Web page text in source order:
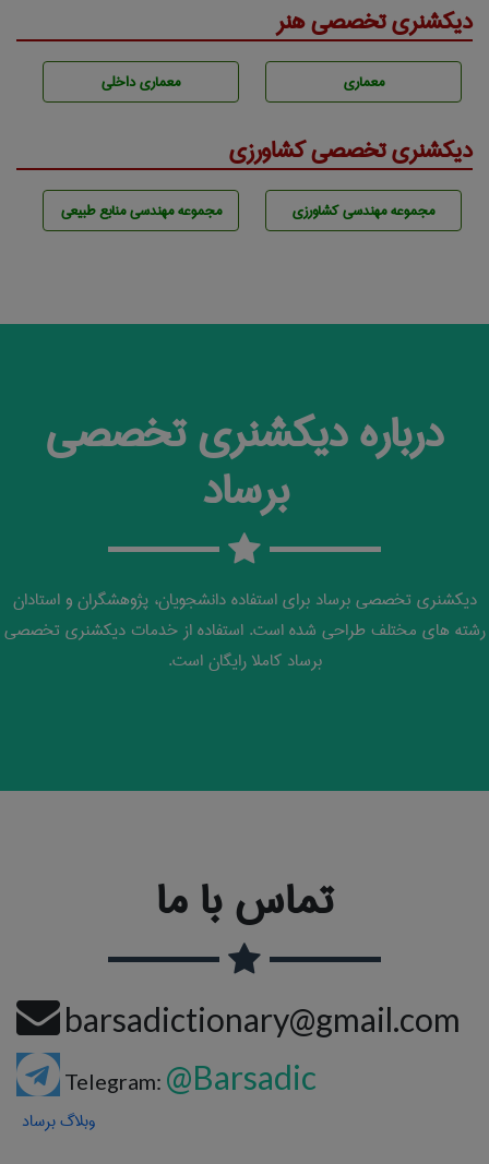
دیکشنری تخصصی هنر
معماری معماری داخلی
دیکشنری تخصصی کشاورزی
مجموعه مهندسی كشاورزی مجموعه مهندسی منابع طبيعی
درباره دیکشنری تخصصی
برساد
دیکشنری تخصصی برساد برای استفاده دانشجویان، پژوهشگران و استادان
رشته های مختلف طراحی شده است. استفاده از خدمات دیکشنری تخصصی
برساد کاملا رایگان است.
تماس با ما
barsadictionary@gmail.com
Telegram: @Barsadic
وبلاگ برساد